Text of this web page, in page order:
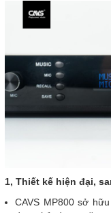
1, Thiết kế hiện đại,
CAVS MP800 sở